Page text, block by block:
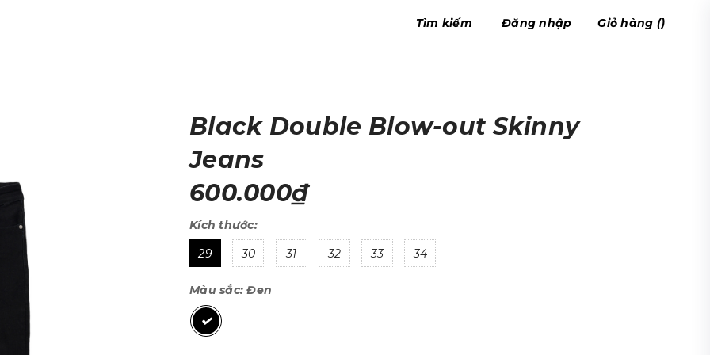
Tìm kiếm Đăng nhập Giỏ hàng ()
Black Double Blow-out Skinny
Jeans
600.000₫
Kích thước:
29
30 31 32 33 34
Màu sắc:Đen